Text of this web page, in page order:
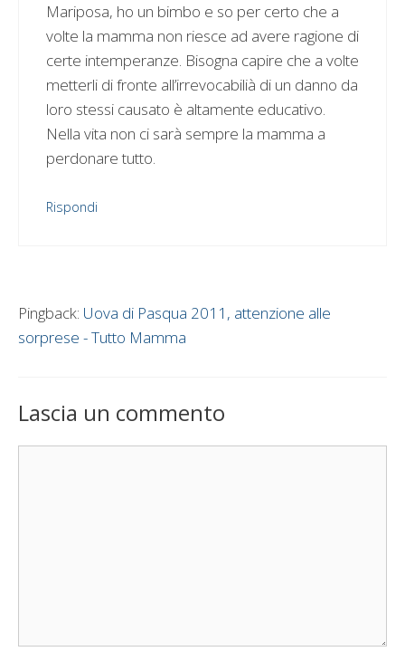
Mariposa, ho un bimbo e so per certo che a
volte la mamma non riesce ad avere ragione di
certe intemperanze. Bisogna capire che a volte
metterli di fronte all’irrevocabilià di un danno da
loro stessi causato è altamente educativo.
Nella vita non ci sarà sempre la mamma a
perdonare tutto.
Rispondi
Pingback: Uova di Pasqua 2011, attenzione alle
sorprese - Tutto Mamma
Lascia un commento